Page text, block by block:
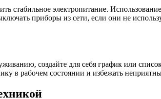
стабильное электропитание.
приборы из сети, если они не
создайте для себя график или
в рабочем состоянии и избежать